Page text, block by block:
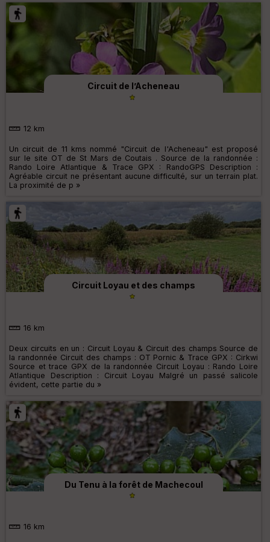
Circuit de l’Acheneau
12 km
Un circuit de 11 kms nommé "Circuit de l'Acheneau" est proposé
sur le site OT de St Mars de Coutais . Source de la randonnée :
Rando Loire Atlantique & Trace GPX : RandoGPS Description :
Agréable circuit ne présentant aucune difficulté, sur un terrain plat.
La proximité de p »
Circuit Loyau et des champs
16 km
Deux circuits en un : Circuit Loyau & Circuit des champs Source de
la randonnée Circuit des champs : OT Pornic & Trace GPX : Cirkwi
Source et trace GPX de la randonnée Circuit Loyau : Rando Loire
Atlantique Description : Circuit Loyau Malgré un passé salicole
évident, cette partie du »
Du Tenu à la forêt de Machecoul
16 km